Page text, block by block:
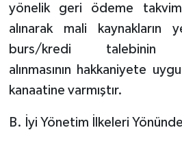
yönelik geri ödeme
alınarak mali kaynakların
burs/kredi talebinin
alınmasının hakkaniyete
kanaatine varmıştır.
B. İyi Yönetim İlkeleri